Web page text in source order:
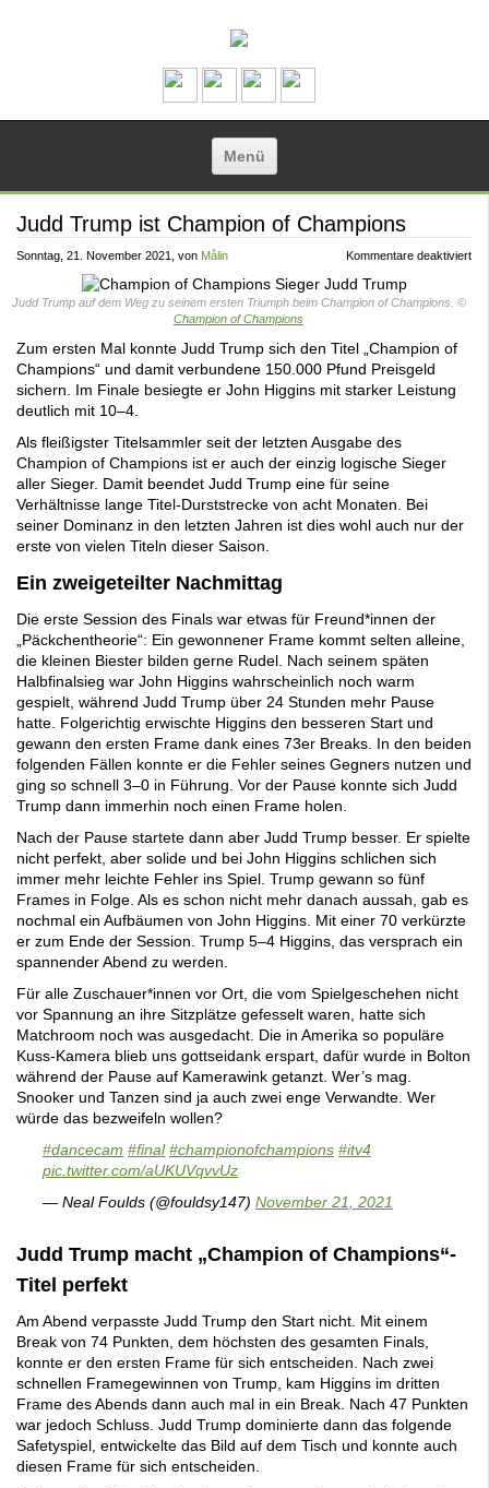
Menü
Judd Trump ist Champion of Champions
Sonntag, 21. November 2021 , von Målin Kommentare deaktiviertfür
Judd Trump auf dem Weg zu seinem ersten Triumph beim Champion of Champions. ©
Champion of Champions
Zum ersten Mal konnte Judd Trump sich den Titel „Champion of
Champions“ und damit verbundene 150.000 Pfund Preisgeld
sichern. Im Finale besiegte er John Higgins mit starker Leistung
deutlich mit 10–4.
Als fleißigster Titelsammler seit der letzten Ausgabe des
Champion of Champions ist er auch der einzig logische Sieger
aller Sieger. Damit beendet Judd Trump eine für seine
Verhältnisse lange Titel-Durststrecke von acht Monaten. Bei
seiner Dominanz in den letzten Jahren ist dies wohl auch nur der
erste von vielen Titeln dieser Saison.
Ein zweigeteilter Nachmittag
Die erste Session des Finals war etwas für Freund*innen der
„Päckchentheorie“: Ein gewonnener Frame kommt selten alleine,
die kleinen Biester bilden gerne Rudel. Nach seinem späten
Halbfinalsieg war John Higgins wahrscheinlich noch warm
gespielt, während Judd Trump über 24 Stunden mehr Pause
hatte. Folgerichtig erwischte Higgins den besseren Start und
gewann den ersten Frame dank eines 73er Breaks. In den beiden
folgenden Fällen konnte er die Fehler seines Gegners nutzen und
ging so schnell 3–0 in Führung. Vor der Pause konnte sich Judd
Trump dann immerhin noch einen Frame holen.
Nach der Pause startete dann aber Judd Trump besser. Er spielte
nicht perfekt, aber solide und bei John Higgins schlichen sich
immer mehr leichte Fehler ins Spiel. Trump gewann so fünf
Frames in Folge. Als es schon nicht mehr danach aussah, gab es
nochmal ein Aufbäumen von John Higgins. Mit einer 70 verkürzte
er zum Ende der Session. Trump 5–4 Higgins, das versprach ein
spannender Abend zu werden.
Für alle Zuschauer*innen vor Ort, die vom Spielgeschehen nicht
vor Spannung an ihre Sitzplätze gefesselt waren, hatte sich
Matchroom noch was ausgedacht. Die in Amerika so populäre
Kuss-Kamera blieb uns gottseidank erspart, dafür wurde in Bolton
während der Pause auf Kamerawink getanzt. Wer’s mag.
Snooker und Tanzen sind ja auch zwei enge Verwandte. Wer
würde das bezweifeln wollen?
#dancecam #final #championofchampions #itv4
pic.twitter.com/aUKUVqvvUz
— Neal Foulds (@fouldsy147) November 21, 2021
Judd Trump macht „Champion of Champions“-
Titel perfekt
Am Abend verpasste Judd Trump den Start nicht. Mit einem
Break von 74 Punkten, dem höchsten des gesamten Finals,
konnte er den ersten Frame für sich entscheiden. Nach zwei
schnellen Framegewinnen von Trump, kam Higgins im dritten
Frame des Abends dann auch mal in ein Break. Nach 47 Punkten
war jedoch Schluss. Judd Trump dominierte dann das folgende
Safetyspiel, entwickelte das Bild auf dem Tisch und konnte auch
diesen Frame für sich entscheiden.